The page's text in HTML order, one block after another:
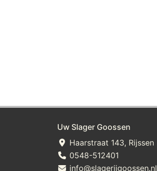
Uw Slager Goossen
Haarstraat 143, Rijssen
0548-512401
info@slagerijgoossen.nl